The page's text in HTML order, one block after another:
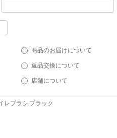
商品のお届けについて
返品交換について
店舗について